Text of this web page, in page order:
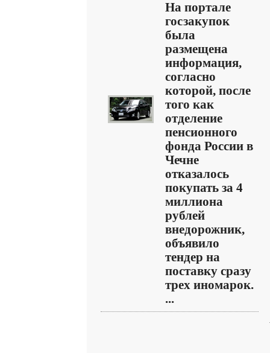
На портале
госзакупок
была
размещена
информация,
согласно
которой, после
того как
отделение
пенсионного
фонда России в
Чечне
отказалось
покупать за 4
миллиона
рублей
внедорожник,
объявило
тендер на
поставку сразу
трех иномарок.
...